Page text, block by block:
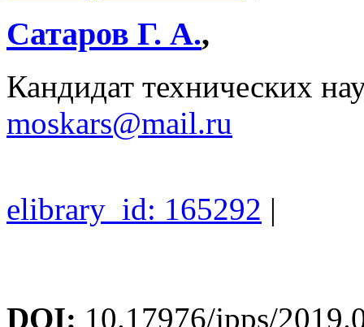
Сатаров Г. А.,
Кандидат технических
moskars@mail.ru
elibrary_id: 165292 |
DOI: 10.17976/jpps/